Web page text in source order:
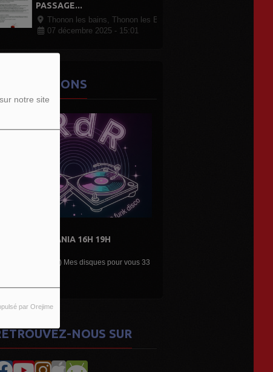
notre site
par Orejime
PASSAGE...
Thonon les bains, Thonon les Bains
07 décembre 2025 - 15:01
LES ÉMISSIONS
DE L'AIR...LES DÉCOUVERTES
Une belle émission musicale des découvertes,
NOUS SUR